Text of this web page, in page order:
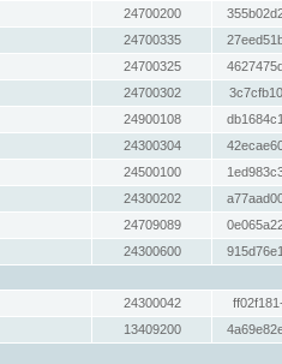
24700200
24700335
24700325
24700302
24900108
24300304
24500100
24300202
24709089
24300600
24300042
13409200